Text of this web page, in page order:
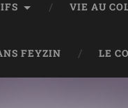
VIE AU
FEYZIN LE